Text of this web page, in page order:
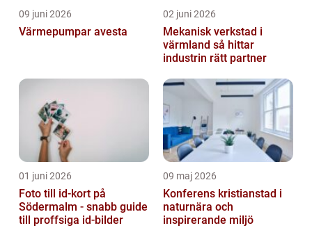
09 juni 2026
Värmepumpar avesta
02 juni 2026
Mekanisk verkstad i
värmland så hittar
industrin rätt partner
01 juni 2026
Foto till id-kort på
Södermalm - snabb guide
till proffsiga id-bilder
09 maj 2026
Konferens kristianstad i
naturnära och
inspirerande miljö